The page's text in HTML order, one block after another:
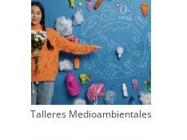
Talleres Medioambientales